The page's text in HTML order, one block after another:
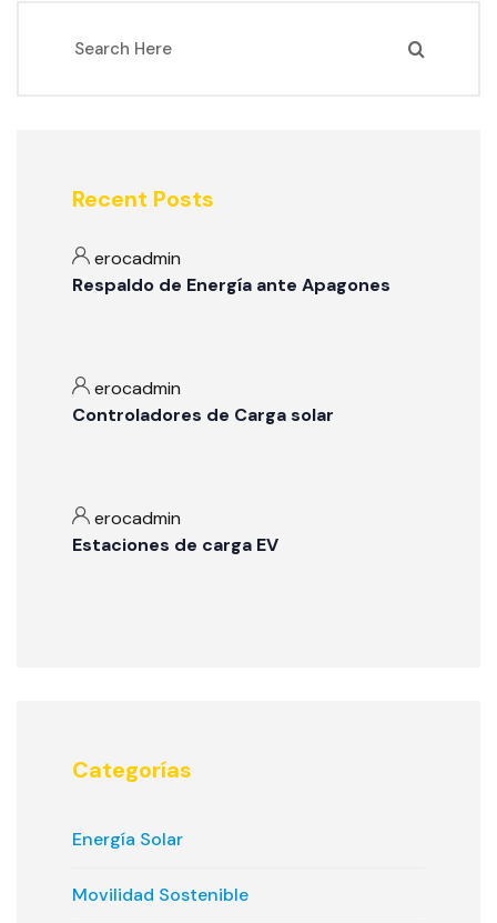
Recent Posts
erocadmin
Respaldo de Energía ante Apagones
erocadmin
Controladores de Carga solar
erocadmin
Estaciones de carga EV
Categorías
Energía Solar
Movilidad Sostenible